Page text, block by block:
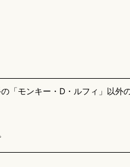
の「モンキー・D・ルフィ」以